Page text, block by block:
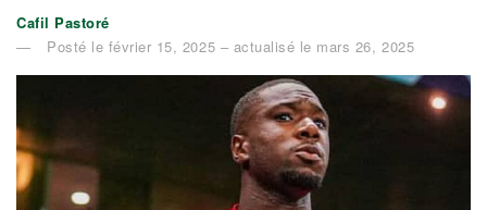
Cafil Pastoré
Posté le février 15, 2025 – actualisé le mars 26, 2025